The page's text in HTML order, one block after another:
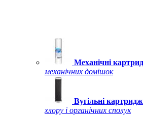
Механічні
механічних домішок
Вугільні
хлору і органічних сполук